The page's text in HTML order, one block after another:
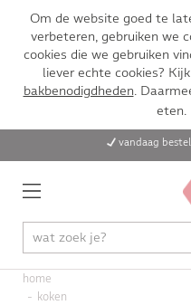
Om de website goed te
verbeteren, gebruiken we
cookies die we gebruiken
liever echte cookies?
bakbenodigdheden.
eten.
vandaag
home
koken